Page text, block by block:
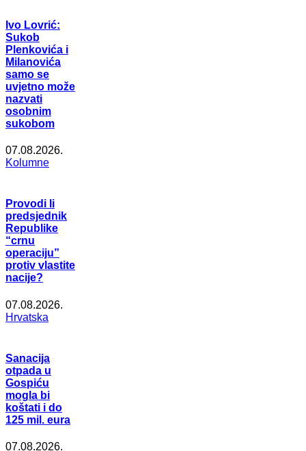
Ivo Lovrić:
Sukob
Plenkovića i
Milanovića
samo se
uvjetno može
nazvati
osobnim
sukobom
07.08.2026.
Kolumne
Provodi li
predsjednik
Republike
“crnu
operaciju”
protiv vlastite
nacije?
07.08.2026.
Hrvatska
Sanacija
otpada u
Gospiću
mogla bi
koštati i do
125 mil. eura
07.08.2026.